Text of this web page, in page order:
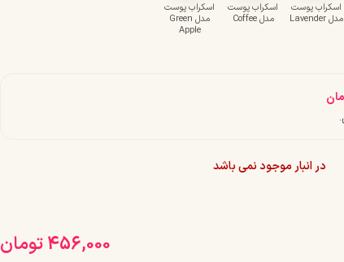
اسکراب پوست
مدل Lavender
اسکراب پوست
مدل Coffee
اسکراب پوست
مدل Green
Apple
در انبار موجود نمی باشد
456,000تومان